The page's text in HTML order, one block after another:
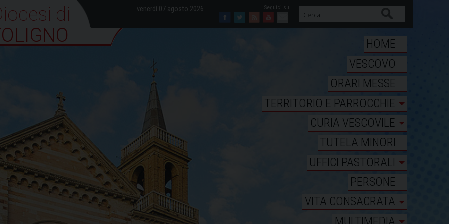
venerdì 07 agosto 2026
Facebook
Twitter
FeedYoutube
Mail
di Foligno
HOME
VESCOVO
ORARI MESSE
TERRITORIO E PARROCCHIE
CURIA VESCOVILE
TUTELA MINORI
UFFICI PASTORALI
PERSONE
VITA CONSACRATA